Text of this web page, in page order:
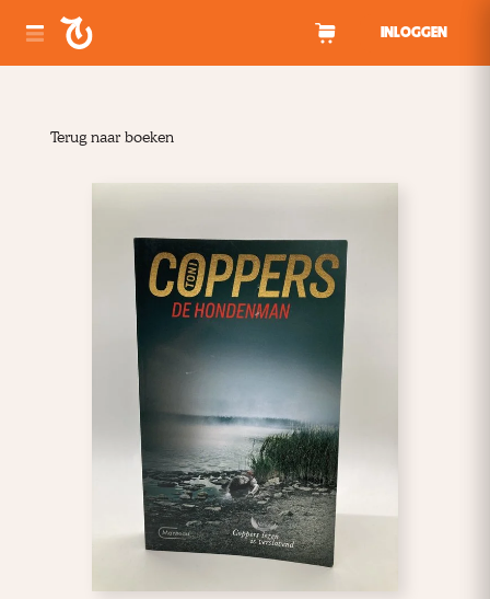
INLOGGEN
Terug naar boeken